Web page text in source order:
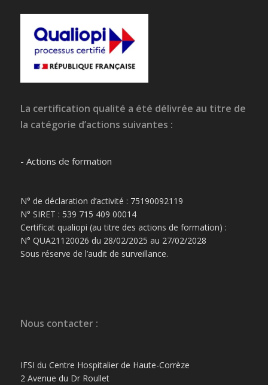
La certification qualité a été délivrée au titre de
la catégorie d’actions suivantes :
- Actions de formation
N° de déclaration d’activité : 75190092119
N° SIRET : 539 715 409 00014
Certificat qualiopi (au titre des actions de formation) :
N° QUA21120026 du 28/02/2025 au 27/02/2028
Sous réserve de l’audit de surveillance.
Nous contacter :
IFSI du Centre Hospitalier de Haute-Corrèze
2 Avenue du Dr Roullet